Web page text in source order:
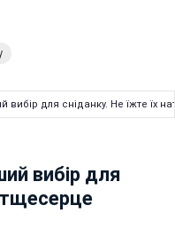
вибір для сніданку. Не їжте їх
вибір для